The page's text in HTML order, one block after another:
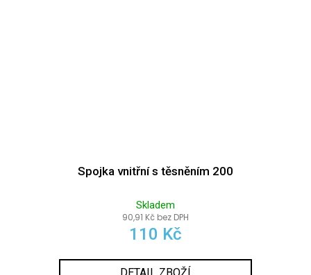
Spojka vnitřní s těsněním 200
Skladem
90,91 Kč bez DPH
110 Kč